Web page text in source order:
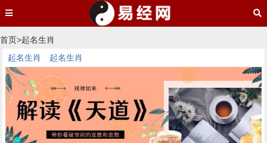
首页>起名生肖
起名生肖
起名生肖